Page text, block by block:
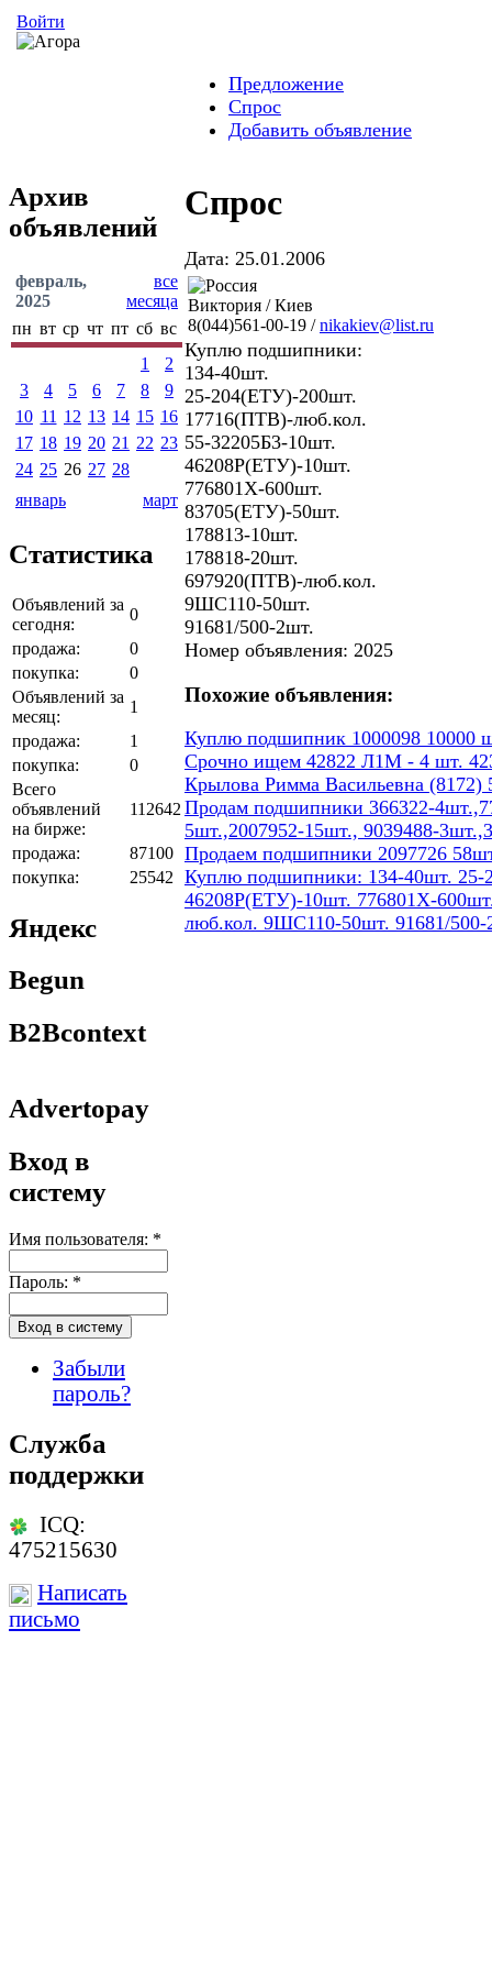
Войти
Предложение
Спрос
Добавить объявление
Архив
объявлений
февраль,
2025
все
месяца
пн вт ср чт пт сб вс
1
2
3
4 5 6 7 8
9
10 11 12 13 14 15 16
17 18 19 20 21 22 23
24 25 26 27 28
январь
март
Статистика
Объявлений за
сегодня:
0
продажа:
0
покупка:
0
Объявлений за
месяц:
1
продажа:
1
покупка:
0
Всего
объявлений
на бирже:
112642
продажа:
87100
покупка:
25542
Яндекс
Begun
B2Bcontext
Advertopay
Вход в
систему
Имя пользователя: *
Пароль: *
Забыли
пароль?
Служба
поддержки
ICQ:
475215630
Написать
письмо
Спрос
Дата: 25.01.2006
Виктория / Киев
8(044)561-00-19 /nikakiev@list.ru
Куплю подшипники:
134-40шт.
25-204(ЕТУ)-200шт.
17716(ПТВ)-люб.кол.
55-32205Б3-10шт.
46208Р(ЕТУ)-10шт.
776801Х-600шт.
83705(ЕТУ)-50шт.
178813-10шт.
178818-20шт.
697920(ПТВ)-люб.кол.
9ШС110-50шт.
91681/500-2шт.
Номер объявления: 2025
Похожие объявления:
Куплю подшипник 1000098 10000
Срочно ищем 42822 Л1М - 4 шт.
Крылова Римма Васильевна (8172)
Продам подшипники 366322-
5шт.,2007952-15шт., 9039488-
Продаем подшипники 2097726
Куплю подшипники: 134-40шт.
46208Р(ЕТУ)-10шт. 776801Х-
люб.кол. 9ШС110-50шт. 91681/500-